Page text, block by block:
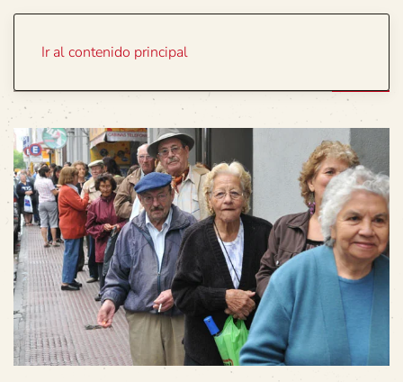
Ir al contenido principal